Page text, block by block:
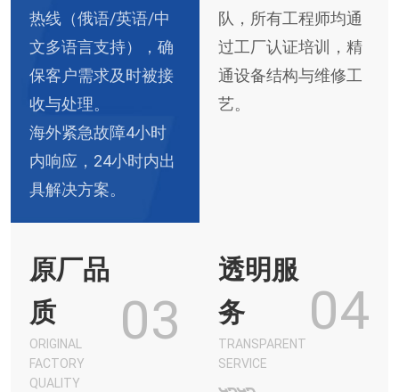
热线（俄语/英语/中
文多语言支持），确
保客户需求及时被接
收与处理。
海外紧急故障4小时
内响应，24小时内出
具解决方案。
队，所有工程师均通
过工厂认证培训，精
通设备结构与维修工
艺。
原厂品
质
ORIGINAL
FACTORY
QUALITY
03
透明服
务
TRANSPARENT
SERVICE
04